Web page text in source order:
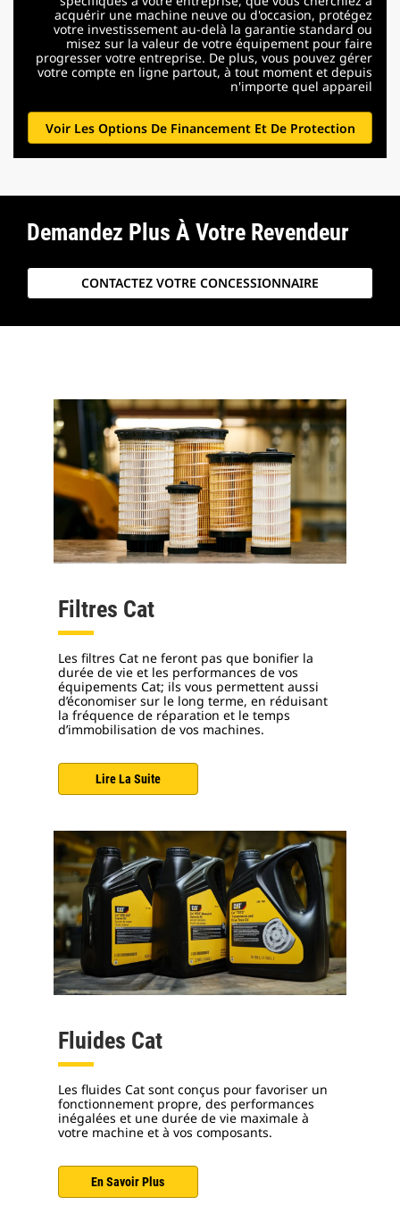
acquérir une machine neuve ou d'occasion, protégez
votre investissement au-delà la garantie standard ou
misez sur la valeur de votre équipement pour faire
progresser votre entreprise. De plus, vous pouvez gérer
votre compte en ligne partout, à tout moment et depuis
n'importe quel appareil
Voir Les Options De Financement Et De Protection
Demandez Plus À Votre Revendeur
CONTACTEZ VOTRE CONCESSIONNAIRE
Filtres Cat
Les filtres Cat ne feront pas que bonifier la
durée de vie et les performances de vos
équipements Cat; ils vous permettent aussi
d’économiser sur le long terme, en réduisant
la fréquence de réparation et le temps
d’immobilisation de vos machines.
Lire La Suite
Fluides Cat
Les fluides Cat sont conçus pour favoriser un
fonctionnement propre, des performances
inégalées et une durée de vie maximale à
votre machine et à vos composants.
En Savoir Plus